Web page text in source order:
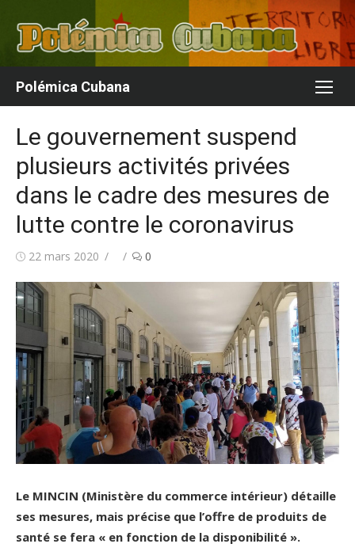
contenu
Polémica Cubana
Le gouvernement suspend
plusieurs activités privées
dans le cadre des mesures de
lutte contre le coronavirus
Publié22 mars 2020 Auteur/autrice
0
Le MINCIN (Ministère du commerce intérieur) détaille
ses mesures, mais précise que l’offre de produits de
santé se fera « en fonction de la disponibilité ».